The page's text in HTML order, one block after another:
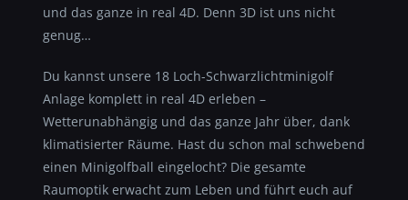
und das ganze in real 4D. Denn 3D ist uns nicht
genug…
Du kannst unsere 18 Loch-Schwarzlichtminigolf
Anlage komplett in real 4D erleben –
Wetterunabhängig und das ganze Jahr über, dank
klimatisierter Räume. Hast du schon mal schwebend
einen Minigolfball eingelocht? Die gesamte
Raumoptik erwacht zum Leben und führt euch auf